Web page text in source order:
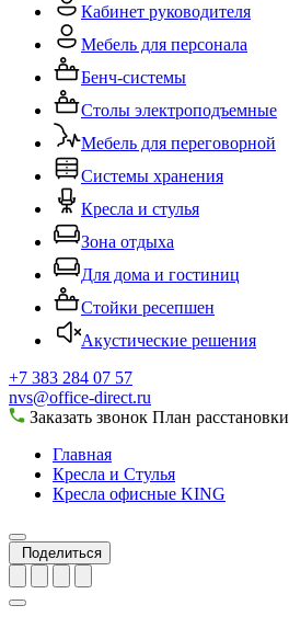
Кабинет руководителя
Мебель для персонала
Бенч-системы
Столы электроподъемные
Мебель для переговорной
Системы хранения
Кресла и стулья
Зона отдыха
Для дома и гостиниц
Стойки ресепшен
Акустические решения
+7 383 284 07 57
nvs@office-direct.ru
Заказать звонок План расстановки
Главная
Кресла и Стулья
Кресла офисные KING
Поделиться